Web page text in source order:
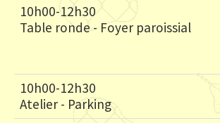
10h00-12h30
Table ronde - Foyer paroissial
10h00-12h30
Atelier - Parking